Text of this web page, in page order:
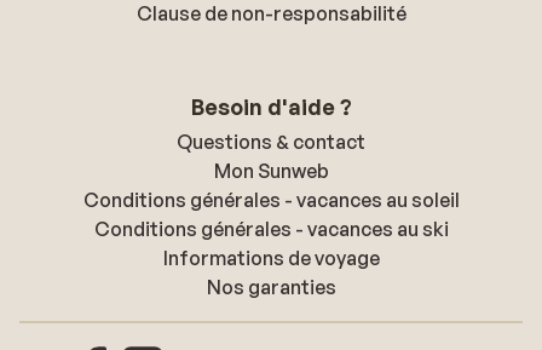
Clause de non-responsabilité
Besoin d'aide ?
Questions & contact
Mon Sunweb
Conditions générales - vacances au soleil
Conditions générales - vacances au ski
Informations de voyage
Nos garanties